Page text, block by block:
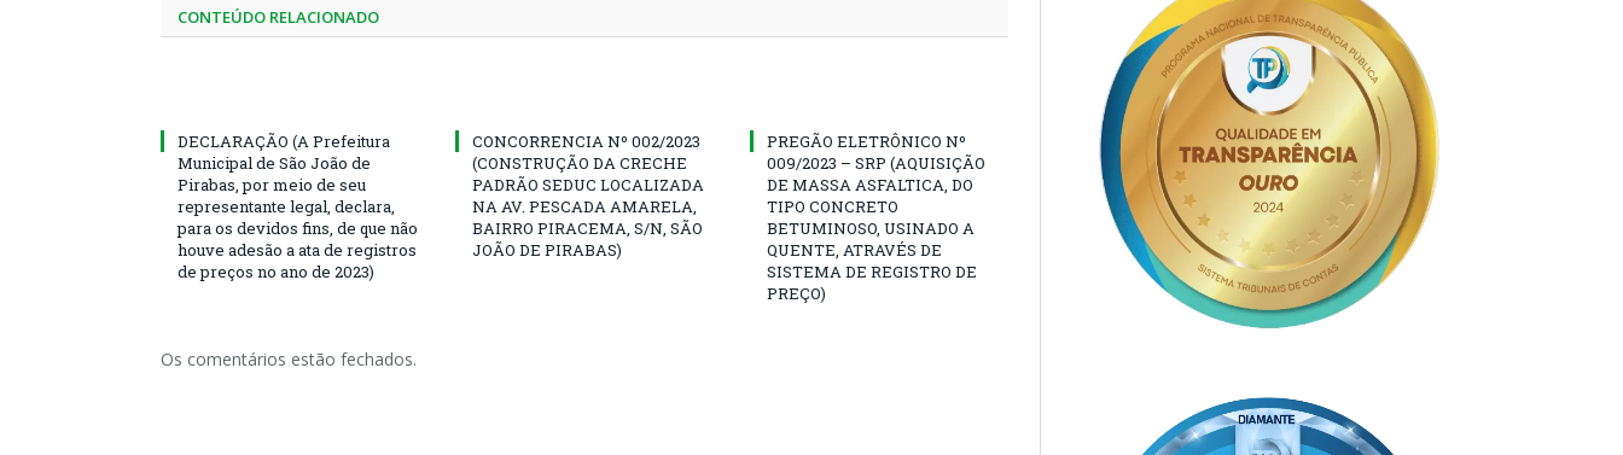
CONTEÚDO RELACIONADO
DECLARAÇÃO (A Prefeitura
Municipal de São João de
Pirabas, por meio de seu
representante legal, declara,
para os devidos fins, de que não
houve adesão a ata de registros
de preços no ano de 2023)
CONCORRENCIA Nº 002/2023
(CONSTRUÇÃO DA CRECHE
PADRÃO SEDUC LOCALIZADA
NA AV. PESCADA AMARELA,
BAIRRO PIRACEMA, S/N, SÃO
JOÃO DE PIRABAS)
PREGÃO ELETRÔNICO Nº
009/2023 – SRP (AQUISIÇÃO
DE MASSA ASFALTICA, DO
TIPO CONCRETO
BETUMINOSO, USINADO A
QUENTE, ATRAVÉS DE
SISTEMA DE REGISTRO DE
PREÇO)
Os comentários estão fechados.